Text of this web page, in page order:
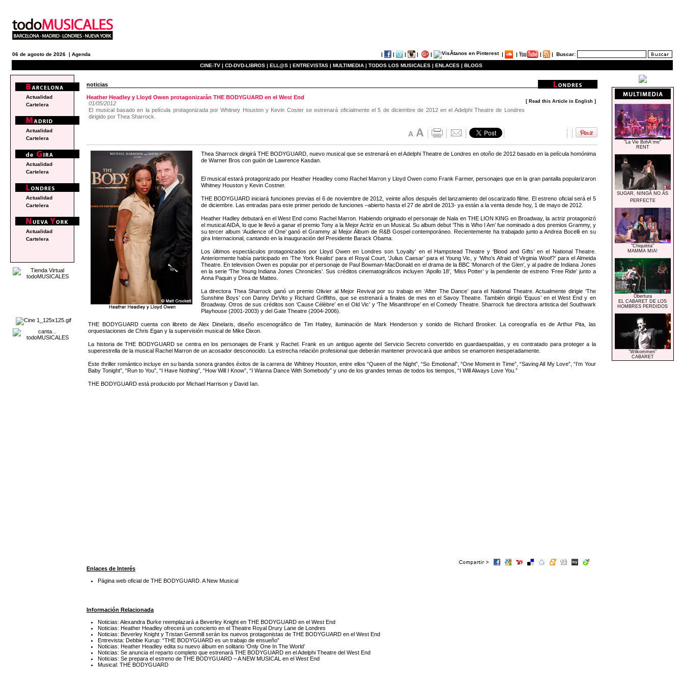
06 de agosto de 2026 | Agenda | | | | | | | | | Buscar:
CINE-TV | CD-DVD-LIBROS | ELL@S | ENTREVISTAS | MULTIMEDIA | TODOS LOS MUSICALES | ENLACES | BLOGS
noticias
[ Read this Article in English ]
Heather Headley y Lloyd Owen protagonizarán THE BODYGUARD en el West End
01/05/2012
El musical basado en la película protagonizada por Whitney Houston y Kevin Coster se estrenará oficialmente el 5 de diciembre de 2012 en el Adelphi Theatre de Londres
dirigido por Thea Sharrock.
Thea Sharrock dirigirá THE BODYGUARD, nuevo musical que se estrenará en el Adelphi Theatre de Londres en otoño de 2012 basado en la película homónima
de Warner Bros con guión de Lawrence Kasdan.
El musical estará protagonizado por Heather Headley como Rachel Marron y Lloyd Owen como Frank Farmer, personajes que en la gran pantalla popularizaron
Whitney Houston y Kevin Costner.
THE BODYGUARD iniciará funciones previas el 6 de noviembre de 2012, veinte años después del lanzamiento del oscarizado filme. El estreno oficial será el 5
de diciembre. Las entradas para este primer periodo de funciones –abierto hasta el 27 de abril de 2013- ya están a la venta desde hoy, 1 de mayo de 2012.
Heather Hadley debutará en el West End como Rachel Marron. Habiendo originado el personaje de Nala en THE LION KING en Broadway, la actriz protagonizó
el musical AIDA, lo que le llevó a ganar el premio Tony a la Mejor Actriz en un Musical. Su album debut ‘This is Who I Am’ fue nominado a dos premios Grammy, y
su tercer album ‘Audience of One’ ganó el Grammy al Mejor Álbum de R&B Gospel contemporáneo. Recientemente ha trabajado junto a Andrea Bocelli en su
gira Internacional, cantando en la inauguración del Presidente Barack Obama.
Los últimos espectáculos protagonizados por Lloyd Owen en Londres son ‘Loyalty’ en el Hampstead Theatre y ‘Blood and Gifts’ en el National Theatre.
Anteriormente había participado en ‘The York Realist’ para el Royal Court, ‘Julius Caesar’ para el Young Vic, y ‘Who’s Afraid of Virginia Woof?’ para el Almeida
Theatre. En television Owen es popular por el personaje de Paul Bowman-MacDonald en el drama de la BBC ‘Monarch of the Glen’, y al padre de Indiana Jones
en la serie ‘The Young Indiana Jones Chronicles’. Sus créditos cinematográficos incluyen ‘Apollo 18’, ‘Miss Potter’ y la pendiente de estreno ‘Free Ride’ junto a
Anna Paquin y Drea de Matteo.
La directora Thea Sharrock ganó un premio Olivier al Mejor Revival por su trabajo en ‘After The Dance’ para el National Theatre. Actualmente dirigie ‘The
Sunshine Boys’ con Danny DeVito y Richard Griffiths, que se estrenará a finales de mes en el Savoy Theatre. También dirigió ‘Equus’ en el West End y en
Broadway. Otros de sus créditos son ‘Cause Célèbre’ en el Old Vic’ y ‘The Misanthrope’ en el Comedy Theatre. Sharrock fue directora artistica del Southwark
Playhouse (2001-2003) y del Gate Theatre (2004-2006).
THE BODYGUARD cuenta con libreto de Alex Dinelaris, diseño escenográfico de Tim Hatley, iluminación de Mark Henderson y sonido de Richard Brooker. La coreografía es de Arthur Pita, las
orquestaciones de Chris Egan y la supervisión musical de Mike Dixon.
La historia de THE BODYGUARD se centra en los personajes de Frank y Rachel. Frank es un antiguo agente del Servicio Secreto convertido en guardaespaldas, y es contratado para proteger a la
superestrella de la musical Rachel Marron de un acosador desconocido. La estrecha relación profesional que deberán mantener provocará que ambos se enamoren inesperadamente.
Este thriller romántico incluye en su banda sonora grandes éxitos de la carrera de Whitney Houston, entre ellos “Queen of the Night”, “So Emotional”, “One Moment in Time”, “Saving All My Love”, “I’m Your
Baby Tonight”, “Run to You”, “I Have Nothing”, “How Will I Know”, “I Wanna Dance With Somebody” y uno de los grandes temas de todos los tiempos, “I Will Always Love You.”
THE BODYGUARD está producido por Michael Harrison y David Ian.
Enlaces de Interés
Página web oficial de THE BODYGUARD. A New Musical
Información Relacionada
Noticias: Alexandra Burke reemplazará a Beverley Knight en THE BODYGUARD en el West End
Noticias: Heather Headley ofrecerá un concierto en el Theatre Royal Drury Lane de Londres
Noticias: Beverley Knight y Tristan Gemmill serán los nuevos protagonistas de THE BODYGUARD en el West End
Entrevista: Debbie Kurup: “THE BODYGUARD es un trabajo de ensueño”
Noticias: Heather Headley edita su nuevo álbum en solitario ‘Only One In The World’
Noticias: Se anuncia el reparto completo que estrenará THE BODYGUARD en el Adelphi Theatre del West End
Noticias: Se prepara el estreno de THE BODYGUARD – A NEW MUSICAL en el West End
Musical: THE BODYGUARD
Actualidad
Cartelera
Actualidad
Cartelera
Actualidad
Cartelera
Actualidad
Cartelera
Actualidad
Cartelera
"La Vie BohÃ¨me"
RENT
SUGAR, NINGÃ NO ÃS
PERFECTE
"Chiquitita"
MAMMA MIA!
Obertura
EL CABARET DE LOS
HOMBRES PERDIDOS
"Wilkommen"
CABARET